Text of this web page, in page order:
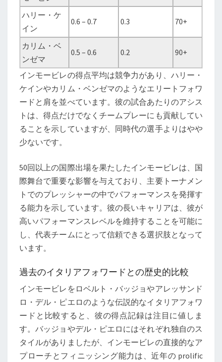
ハリー・ケ
イン
0.6 – 0.7 0.3 70+
カリム・ベ
ンゼマ
0.5 – 0.6 0.2 90+
インモービレの得点平均は競争力があり、ハリー・
ケインやカリム・ベンゼマのようなエリートフォワ
ードと肩を並べています。彼の試合あたりのアシス
トは、得点だけでなくチームプレーにも貢献してい
ることを示していますが、同時代の選手よりはやや
少ないです。
50回以上の国際出場を果たしたインモービレは、国
際舞台で重要な影響を与えており、主要トーナメン
トでのプレッシャーの中でパフォーマンスを発揮す
る能力を示しています。彼の長いキャリアは、彼が
高いパフォーマンスレベルを維持することを可能に
し、代表チームにとって信頼できる選択肢となって
います。
過去のイタリアフォワードとの歴史的比較
インモービレをロベルト・バッジョやアレッサンド
ロ・デル・ピエロのような伝説的なイタリアフォワ
ードと比較すると、彼の得点記録は注目に値しま
す。バッジョやデル・ピエロにはそれぞれ独自のス
タイルがありましたが、インモービレの直接的なア
プローチとフィニッシング能力は、近年の prolific